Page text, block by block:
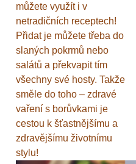
můžete využít i v
netradičních receptech!
Přidat je můžete třeba do
slaných pokrmů nebo
salátů a překvapit tím
všechny své hosty. Takže
směle do toho – zdravé
vaření s borůvkami je
cestou k šťastnějšímu a
zdravějšímu životnímu
stylu!